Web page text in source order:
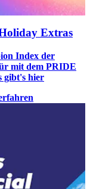
Extras
Index der
mit dem PRIDE
gibt's hier